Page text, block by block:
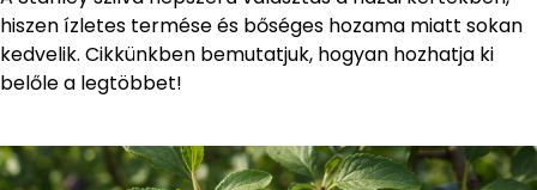
hiszen ízletes termése és bőséges hozama miatt sokan
kedvelik. Cikkünkben bemutatjuk, hogyan hozhatja ki
belőle a legtöbbet!